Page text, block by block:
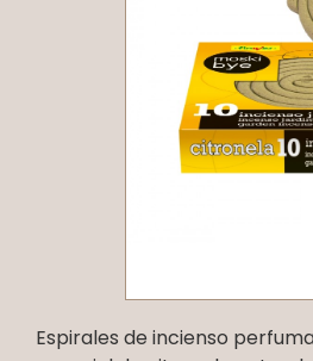
Espirales de incienso